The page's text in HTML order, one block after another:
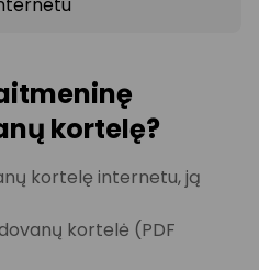
kortelę?
kortelę internetu, ją
kortelė (PDF